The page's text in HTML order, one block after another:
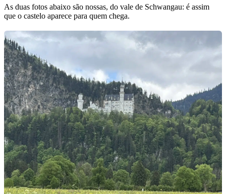
As duas fotos abaixo são nossas, do vale de Schwangau: é assim
que o castelo aparece para quem chega.